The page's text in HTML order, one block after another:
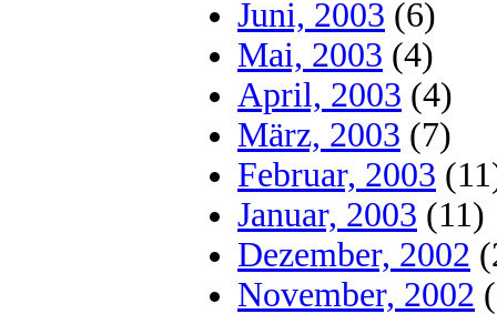
Juni, 2003 (6)
Mai, 2003 (4)
April, 2003 (4)
März, 2003 (7)
Februar, 2003
Januar, 2003 (11)
Dezember, 2002
November, 2002